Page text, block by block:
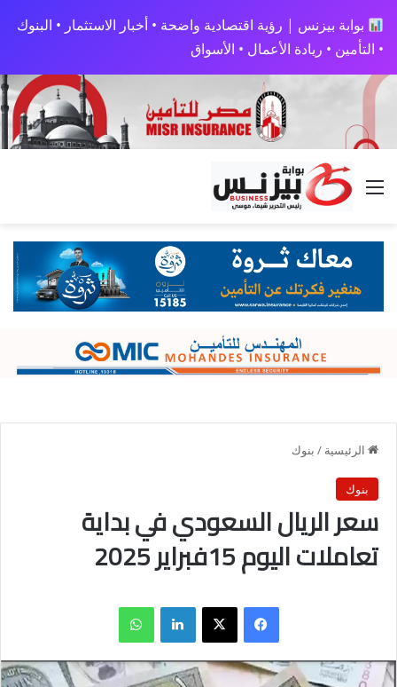
بوابة بيزنس | رؤية اقتصادية واضحة • أخبار الاستثمار • البنوك
• التأمين • ريادة الأعمال • الأسواق
القائمة
الرئيسية / بنوك
بنوك
سعر الريال السعودي في بداية
تعاملات اليوم 15فبراير 2025
فيسبوك X لينكدإن